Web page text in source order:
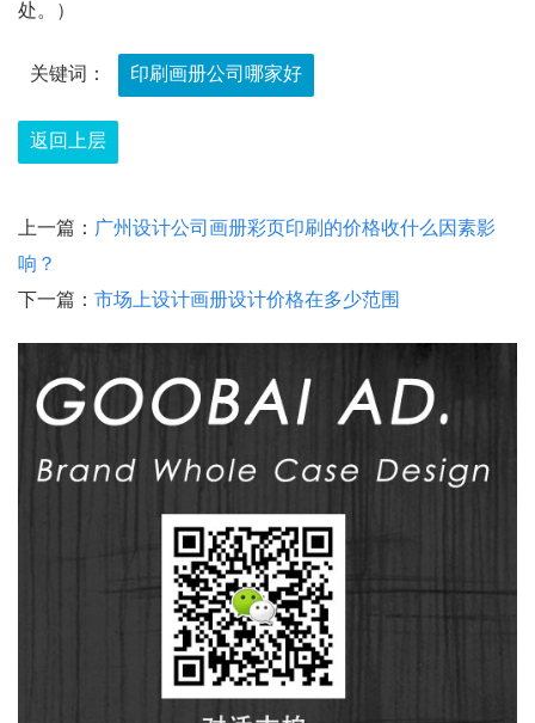
处。）
关键词： 印刷画册公司哪家好
返回上层
上一篇： 广州设计公司画册彩页印刷的价格收什么因素影
响？
下一篇： 市场上设计画册设计价格在多少范围